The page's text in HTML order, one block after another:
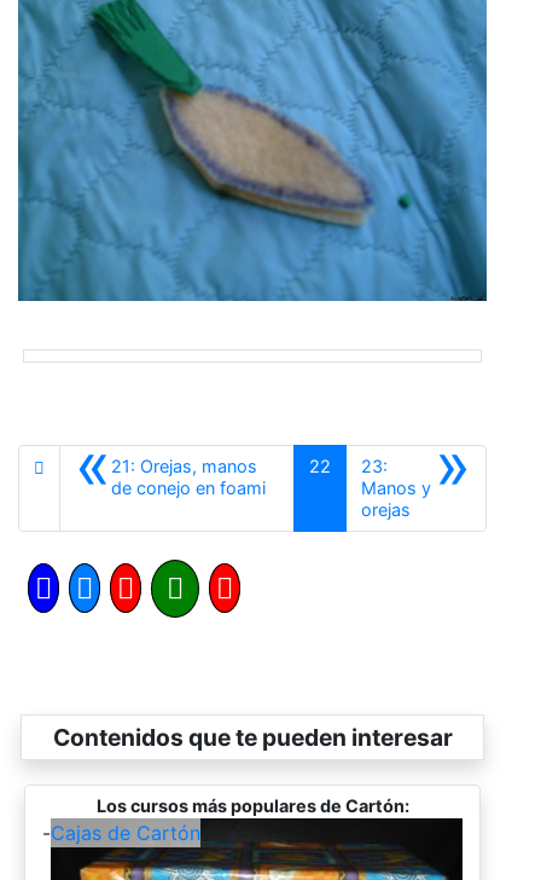
«21: Orejas, manos
de conejo en foamiAnterior
22 »
23:
Manos y
orejas
Contenidos que te pueden interesar
Los cursos más populares de Cartón:
-Cajas de Cartón